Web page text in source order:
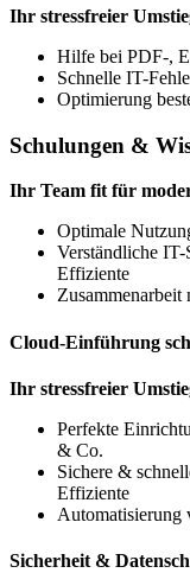
Ihr stressfreier
Hilfe bei PDF-,
Schnelle IT-
Optimierung
Schulungen &
Ihr Team fit für
Optimale
Verständliche
Effiziente
Cloud-Einführung
Ihr stressfreier
Perfekte
& Co.
Sichere &
Effiziente
Sicherheit &